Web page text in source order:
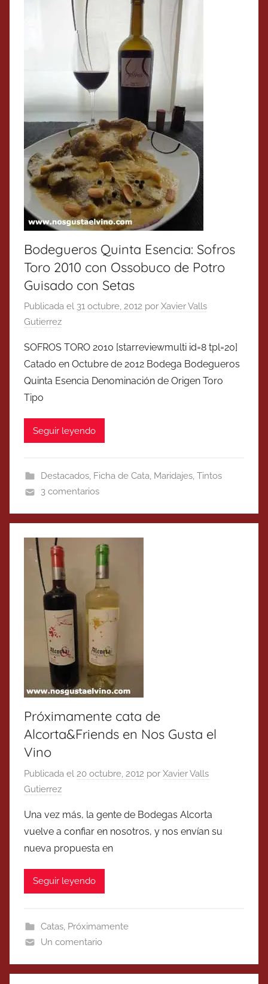
Bodegueros Quinta Esencia: Sofros
Toro 2010 con Ossobuco de Potro
Guisado con Setas
Publicada el 31 octubre, 2012 por Xavier Valls
Gutierrez
SOFROS TORO 2010 [starreviewmulti id=8 tpl=20]
Catado en Octubre de 2012 Bodega Bodegueros
Quinta Esencia Denominación de Origen Toro
Tipo
Seguir leyendo
Destacados, Ficha de Cata, Maridajes, Tintos
3 comentarios
Próximamente cata de
Alcorta&Friends en Nos Gusta el
Vino
Publicada el 20 octubre, 2012 por Xavier Valls
Gutierrez
Una vez más, la gente de Bodegas Alcorta
vuelve a confiar en nosotros, y nos envían su
nueva propuesta en
Seguir leyendo
Catas, Próximamente
Un comentario